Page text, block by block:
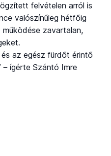
felvételen arról is
valószínűleg hétfőig
zavartalan,
az egész fürdőt érintő
ígérte Szántó Imre